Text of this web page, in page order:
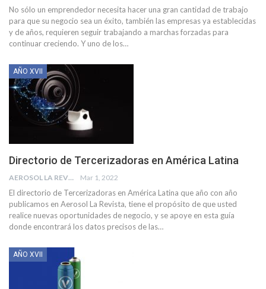
No sólo un emprendedor necesita hacer una gran cantidad de trabajo
para que su negocio sea un éxito, también las empresas ya establecidas
y de años, requieren seguir trabajando a marchas forzadas para
continuar creciendo. Y uno de los…
AÑO XVII
Directorio de Tercerizadoras en América Latina
AEROSOL LA REVISTA Mar 1, 2022
El directorio de Tercerizadoras en América Latina que año con año
publicamos en Aerosol La Revista, tiene el propósito de que usted
realice nuevas oportunidades de negocio, y se apoye en esta guía
donde encontrará los datos precisos de las…
AÑO XVII